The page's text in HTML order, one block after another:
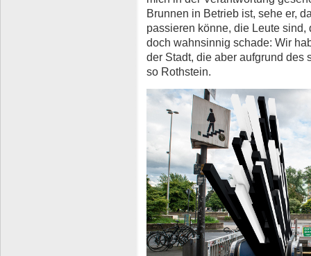
Brunnen in Betrieb ist, sehe er,
passieren könne, die Leute sind,
doch wahnsinnig schade: Wir
der Stadt, die aber aufgrund des
so Rothstein.